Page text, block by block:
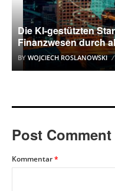
Die KI-gestützten
Finanzwesen durch
BY WOJCIECH ROSLANOWSKI
Post Comment
Kommentar*